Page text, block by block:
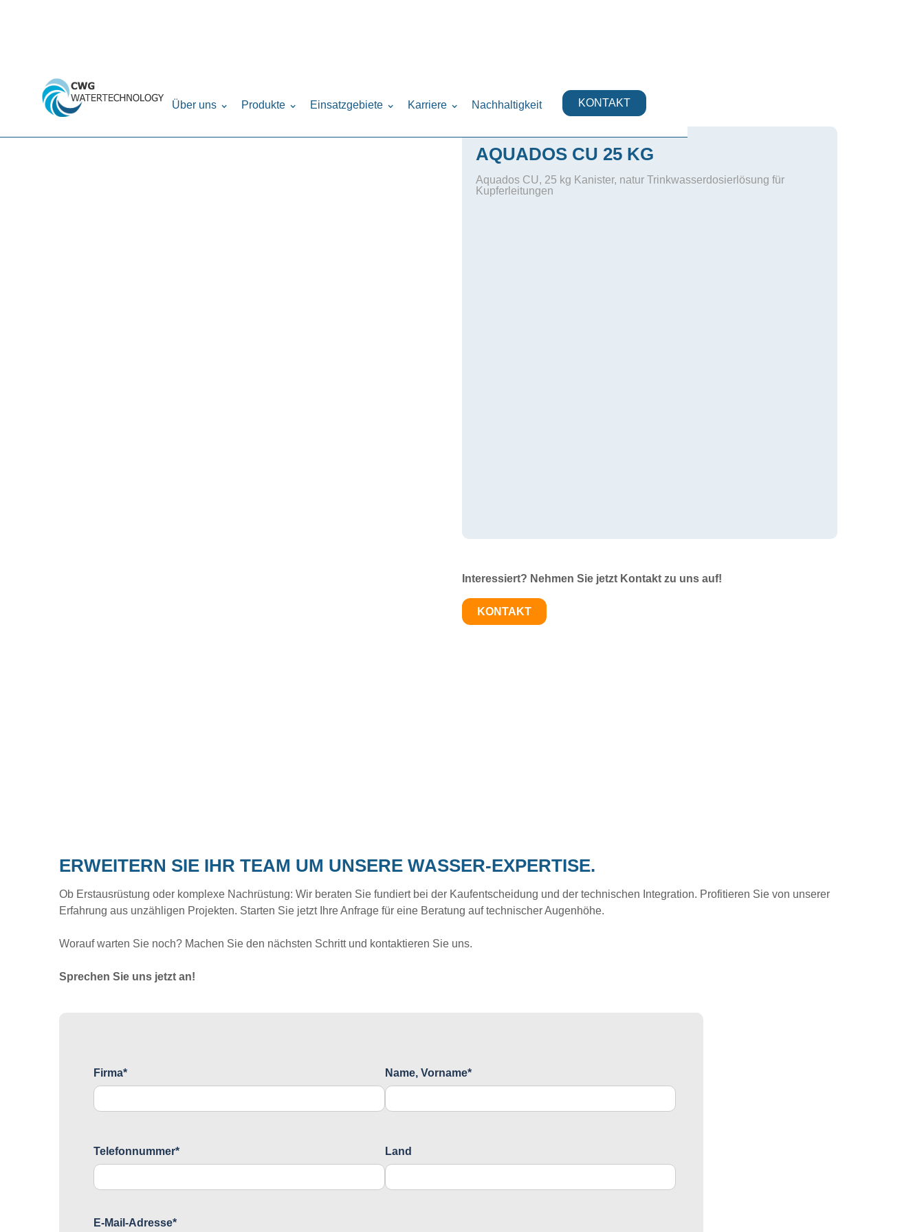
Über uns Produkte Einsatzgebiete Karriere Nachhaltigkeit KONTAKT
Home
AQUADOS CU 25 KG
Aquados CU, 25 kg Kanister, natur Trinkwasserdosierlösung für
Kupferleitungen
Interessiert? Nehmen Sie jetzt Kontakt zu uns auf!
KONTAKT
ERWEITERN SIE IHR TEAM UM UNSERE WASSER-EXPERTISE.
Ob Erstausrüstung oder komplexe Nachrüstung: Wir beraten Sie fundiert bei der Kaufentscheidung und der technischen Integration. Profitieren Sie von unserer
Erfahrung aus unzähligen Projekten. Starten Sie jetzt Ihre Anfrage für eine Beratung auf technischer Augenhöhe.
Worauf warten Sie noch? Machen Sie den nächsten Schritt und kontaktieren Sie uns.
Sprechen Sie uns jetzt an!
Firma* Name, Vorname*
Telefonnummer* Land
E-Mail-Adresse*